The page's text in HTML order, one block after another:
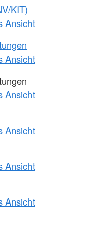
KIT)
Ansicht
Ansicht
Ansicht
Ansicht
Ansicht
Ansicht